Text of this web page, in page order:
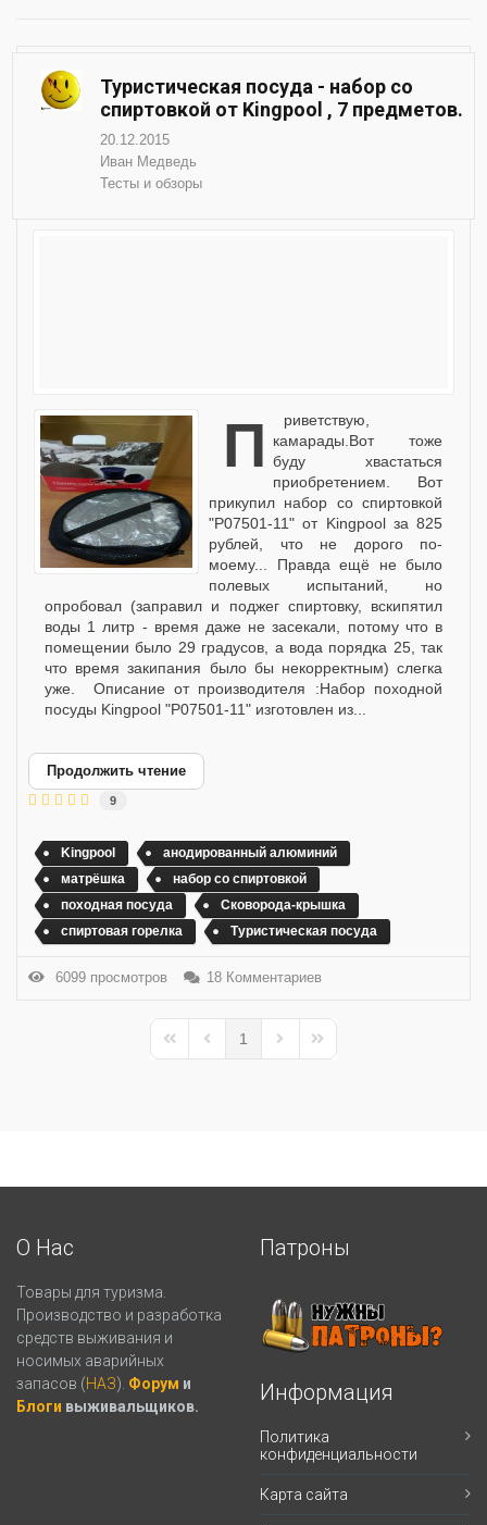
Туристическая посуда - набор со
спиртовкой от Kingpool , 7 предметов.
20.12.2015
Иван Медведь
Тесты и обзоры
Приветствую,
камарады.Вот тоже
буду хвастаться
приобретением. Вот
прикупил набор со спиртовкой
"Р07501-11" от Kingpool за 825
рублей, что не дорого по-
моему... Правда ещё не было
полевых испытаний, но
опробовал (заправил и поджег спиртовку, вскипятил
воды 1 литр - время даже не засекали, потому что в
помещении было 29 градусов, а вода порядка 25, так
что время закипания было бы некорректным) слегка
уже. Описание от производителя :Набор походной
посуды Kingpool "Р07501-11" изготовлен из...
Продолжить чтение
9
Kingpool
анодированный алюминий
матрёшка
набор со спиртовкой
походная посуда
Сковорода-крышка
спиртовая горелка
Туристическая посуда
6099 просмотров 18 Комментариев
First PagePrevious Page
1
Next PageLast Page
О Нас
Товары для туризма.
Производство и разработка
средств выживания и
носимых аварийных
запасов (НАЗ). Форум и
Блоги выживальщиков.
Патроны
Информация
Политика
конфиденциальности
Карта сайта